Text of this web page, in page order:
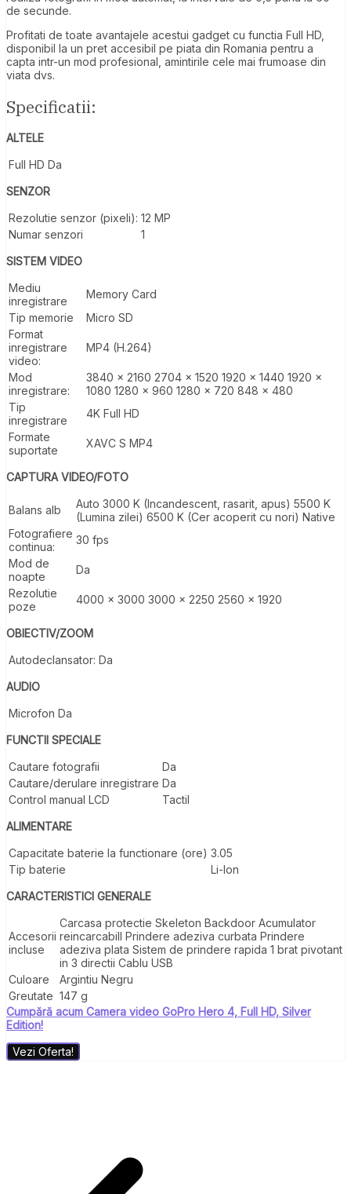
de secunde.
Profitati de toate avantajele acestui gadget cu functia Full HD,
disponibil la un pret accesibil pe piata din Romania pentru a
capta intr-un mod profesional, amintirile cele mai frumoase din
viata dvs.
Specificatii:
ALTELE
Full HD Da
SENZOR
Rezolutie senzor (pixeli): 12 MP
Numar senzori
1
SISTEM VIDEO
Mediu
inregistrare
Memory Card
Tip memorie
Micro SD
Format
inregistrare
video:
MP4 (H.264)
Mod
inregistrare:
3840 x 2160 2704 x 1520 1920 x 1440 1920 x
1080 1280 x 960 1280 x 720 848 x 480
Tip
inregistrare
4K Full HD
Formate
suportate
XAVC S MP4
CAPTURA VIDEO/FOTO
Balans alb
Auto 3000 K (Incandescent, rasarit, apus) 5500 K
(Lumina zilei) 6500 K (Cer acoperit cu nori) Native
Fotografiere
continua:
30 fps
Mod de
noapte
Da
Rezolutie
poze
4000 x 3000 3000 x 2250 2560 x 1920
OBIECTIV/ZOOM
Autodeclansator: Da
AUDIO
Microfon Da
FUNCTII SPECIALE
Cautare fotografii
Da
Cautare/derulare inregistrare Da
Control manual LCD
Tactil
ALIMENTARE
Capacitate baterie la functionare (ore) 3.05
Tip baterie
Li-Ion
CARACTERISTICI GENERALE
Accesorii
incluse
Carcasa protectie Skeleton Backdoor Acumulator
reincarcabill Prindere adeziva curbata Prindere
adeziva plata Sistem de prindere rapida 1 brat pivotant
in 3 directii Cablu USB
Culoare
Argintiu Negru
Greutate 147 g
Cumpără acum Camera video GoPro Hero 4, Full HD, Silver
Edition!
Vezi Oferta!